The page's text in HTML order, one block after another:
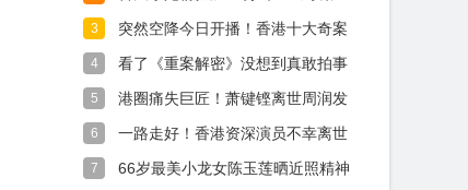
3
突然空降今日开播！香港十大奇案
4
看了《重案解密》没想到真敢拍事
5
港圈痛失巨匠！萧键铿离世周润发
6
一路走好！香港资深演员不幸离世
7
66岁最美小龙女陈玉莲晒近照精神